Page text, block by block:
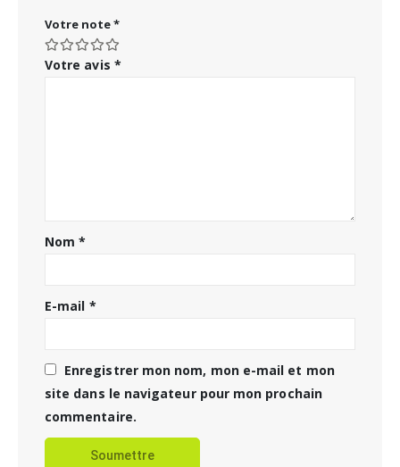
Votre note*
Votre avis *
Nom*
E-mail *
Enregistrer mon nom, mon e-mail et mon
site dans le navigateur pour mon prochain
commentaire.